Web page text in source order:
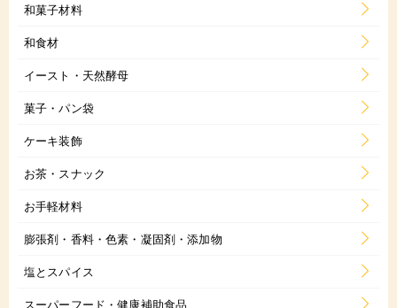
和菓子材料
和食材
イースト・天然酵母
菓子・パン袋
ケーキ装飾
お茶・スナック
お手軽材料
膨張剤・香料・色素・凝固剤・添加物
塩とスパイス
スーパーフード・健康補助食品